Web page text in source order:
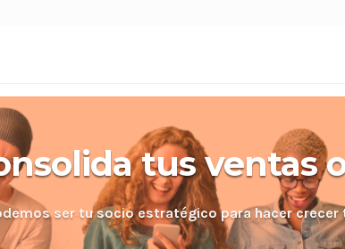
tus ventas
ser tu socio estratégico para hacer crecer